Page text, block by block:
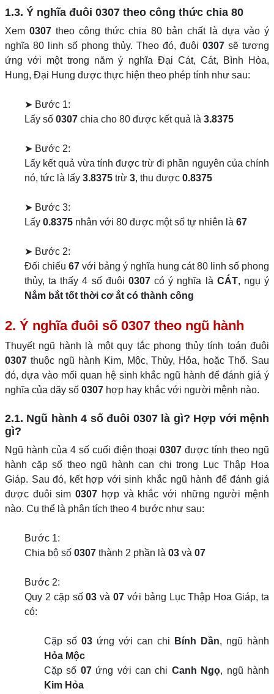
1.3. Ý nghĩa đuôi 0307 theo công thức chia 80
Xem 0307 theo công thức chia 80 bản chất là dựa vào ý
nghĩa 80 linh số phong thủy. Theo đó, đuôi 0307 sẽ tương
ứng với một trong năm ý nghĩa Đại Cát, Cát, Bình Hòa,
Hung, Đại Hung được thực hiện theo phép tính như sau:
➤ Bước 1:
Lấy số 0307 chia cho 80 được kết quả là 3.8375
➤ Bước 2:
Lấy kết quả vừa tính được trừ đi phần nguyên của chính
nó, tức là lấy 3.8375 trừ 3, thu được 0.8375
➤ Bước 3:
Lấy 0.8375 nhân với 80 được một số tự nhiên là 67
➤ Bước 2:
Đối chiếu 67 với bảng ý nghĩa hung cát 80 linh số phong
thủy, ta thấy 4 số đuôi 0307có ý nghĩa là CÁT, ngụ ý
Nắm bắt tốt thời cơ ắt có thành công
2. Ý nghĩa đuôi số 0307 theo ngũ hành
Thuyết ngũ hành là một quy tắc phong thủy tính toán đuôi
0307 thuộc ngũ hành Kim, Mộc, Thủy, Hỏa, hoặc Thổ. Sau
đó, dựa vào mối quan hệ sinh khắc ngũ hành để đánh giá ý
nghĩa của dãy số 0307 hợp hay khắc với người mệnh nào.
2.1. Ngũ hành 4 số đuôi 0307 là gì? Hợp với mệnh
gì?
Ngũ hành của 4 số cuối điện thoại0307 được tính theo ngũ
hành cặp số theo ngũ hành can chi trong Lục Thập Hoa
Giáp. Sau đó, kết hợp với sinh khắc ngũ hành để đánh giá
được đuôi sim0307 hợp và khắc với những người mệnh
nào. Cụ thể là phân tích theo 4 bước như sau:
Bước 1:
Chia bộ số 0307 thành 2 phần là 03 và 07
Bước 2:
Quy 2 cặp số03 và07 với bảng Lục Thập Hoa Giáp, ta
có:
Cặp số 03 ứng với can chi Bính Dần, ngũ hành
Hỏa Mộc
Cặp số 07ứng với can chi Canh Ngọ, ngũ hành
Kim Hỏa